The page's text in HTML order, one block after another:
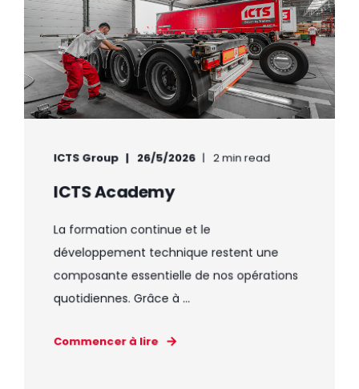
ICTS Group 26/5/2026 2 min read
ICTS Academy
La formation continue et le
développement technique restent une
composante essentielle de nos opérations
quotidiennes. Grâce à ...
Commencer à lire